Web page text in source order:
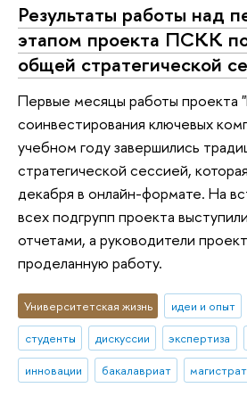
Результаты работы над
этапом проекта ПСКК
общей стратегической
Первые месяцы работы проекта
соинвестирования ключевых
учебном году завершились
стратегической сессией,
декабря в онлайн-формате. На
всех подгрупп проекта
отчетами, а руководители
проделанную работу.
Университетская жизнь идеи и опыт
студенты
дискуссии экспертиза
инновации
бакалавриат